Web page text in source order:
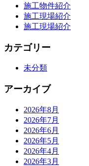
送
施工物件紹介
施工現場紹介
施工現場紹介
カテゴリー
未分類
アーカイブ
2026年8月
2026年7月
2026年6月
2026年5月
2026年4月
2026年3月